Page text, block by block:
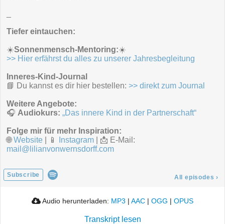
Tiefer eintauchen:
☀️Sonnenmensch-Mentoring:☀️
>> Hier erfährst du alles zu unserer Jahresbegleitung
Inneres-Kind-Journal
📘 Du kannst es dir hier bestellen: >> direkt zum Journal
Weitere Angebote:
🎧 Audiokurs: „Das innere Kind in der Partnerschaft“
Folge mir für mehr Inspiration:
🌐Website | 📱 Instagram | 📩 E-Mail:
mail@lilianvonwernsdorff.com
Subscribe All episodes ›
Audio herunterladen: MP3 | AAC | OGG | OPUS
Transkript lesen